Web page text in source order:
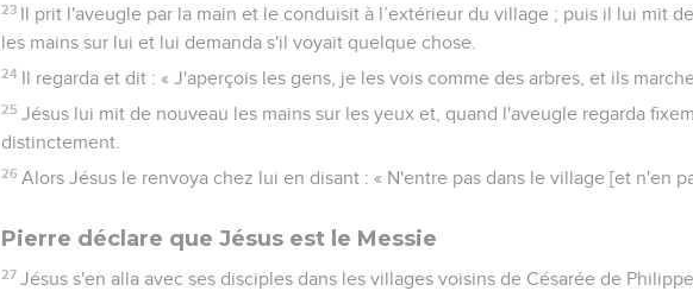
23 Il prit l'aveugle par la main et le conduisit à l’extérieur du village ; puis il lui mit
les mains sur lui et lui demanda s'il voyait quelque chose.
24 Il regarda et dit : « J'aperçois les gens, je les vois comme des arbres, et ils
25 Jésus lui mit de nouveau les mains sur les yeux et, quand l'aveugle regarda
distinctement.
26 Alors Jésus le renvoya chez lui en disant : « N'entre pas dans le village [et n'en
Pierre déclare que Jésus est le Messie
27 Jésus s'en alla avec ses disciples dans les villages voisins de Césarée de